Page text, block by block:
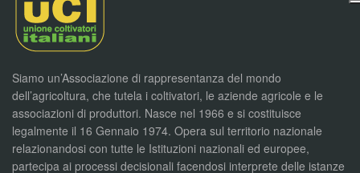
Siamo un’Associazione di rappresentanza del mondo
dell’agricoltura, che tutela i coltivatori, le aziende agricole e le
associazioni di produttori. Nasce nel 1966 e si costituisce
legalmente il 16 Gennaio 1974. Opera sul territorio nazionale
relazionandosi con tutte le Istituzioni nazionali ed europee,
partecipa ai processi decisionali facendosi interprete delle istanze